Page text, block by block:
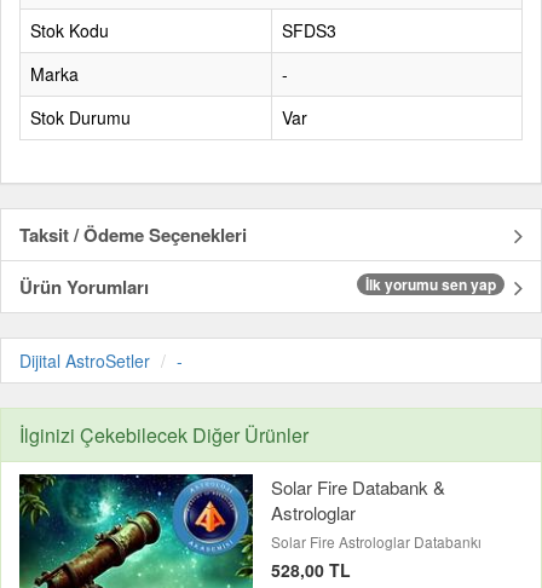
Stok Kodu
SFDS3
Marka
-
Stok Durumu
Var
Taksit / Ödeme Seçenekleri
Ürün Yorumları
İlk yorumu sen yap
Dijital AstroSetler -
İlginizi Çekebilecek Diğer Ürünler
Solar Fire Databank &
Astrologlar
Solar Fire Astrologlar Databankı
528,00 TL